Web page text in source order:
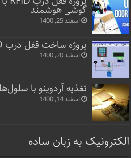
گوشی هوشمند
اسفند 25, 1400
پروژه ساخت قفل‌ درب RFID با آردوینو
اسفند 20, 1400
تغذیه آردوینو با
اسفند 14, 1400
الکترونیک به زبان ساده